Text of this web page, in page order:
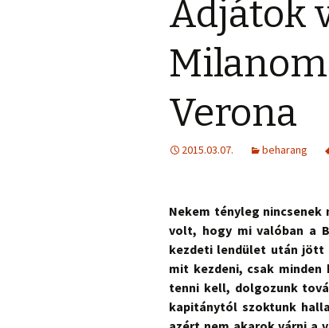
Adjátok
Verona
2015.03.07. beharang
Nekem tényleg
volt, hogy mi valóban a
kezdeti lendület után jött
mit kezdeni, csak
tenni kell, dolgozunk
kapitánytól szoktunk